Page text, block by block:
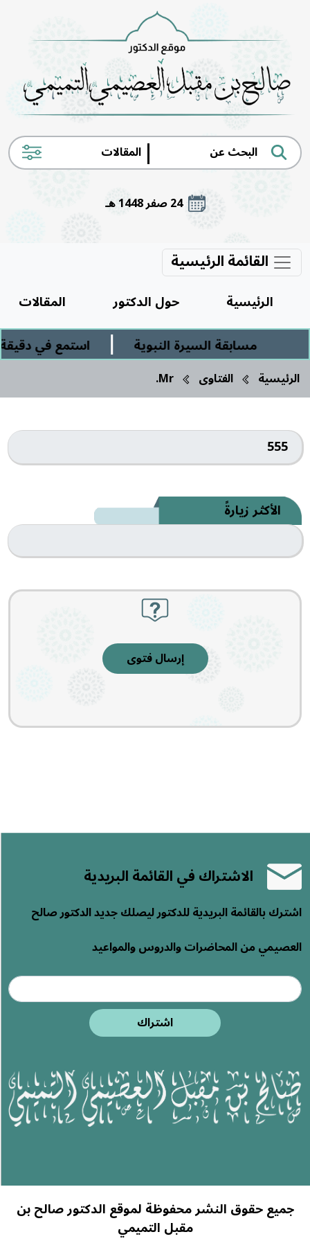
|
24 صفر 1448 هـ
القائمة الرئيسية
الرئيسية حول الدكتور
المقالات
مسابقة السيرة النبوية
| استمع في
الرئيسية الفتاوى Mr.
الأكثر زيارةً
إرسال فتوى
555
الاشتراك في القائمة البريدية
اشترك بالقائمة البريدية للدكتور ليصلك جديد الدكتور صالح
العصيمي من المحاضرات والدروس والمواعيد
اشتراك
جميع حقوق النشر محفوظة لموقع الدكتور صالح بن
مقبل التميمي